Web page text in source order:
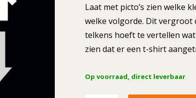
Laat met picto’s zien welke
welke volgorde. Dit vergroot
telkens hoeft te vertellen
zien dat er een t-shirt
Op voorraad, direct leverbaar